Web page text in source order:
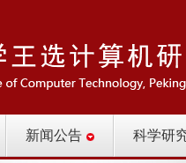
新闻公告 科学研